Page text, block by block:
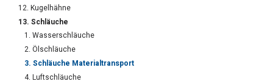
12. Kugelhähne
13. Schläuche
1. Wasserschläuche
2. Ölschläuche
3. Schläuche Materialtransport
4. Luftschläuche